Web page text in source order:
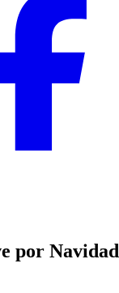
por Navidad